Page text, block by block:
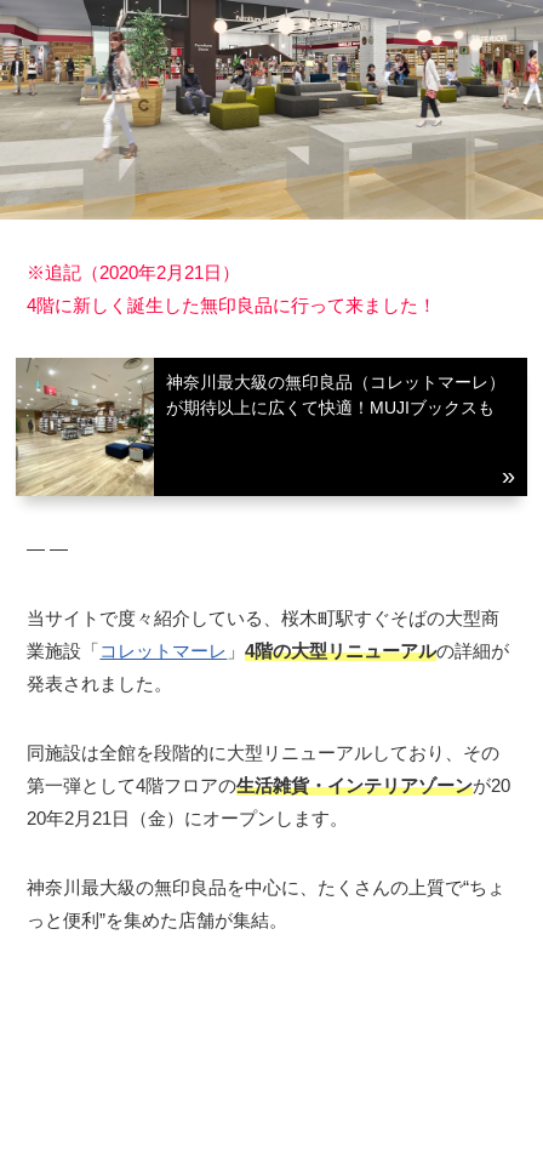
※追記（2020年2月21日）
4階に新しく誕生した無印良品に行って来ました！
神奈川最大級の無印良品（コレットマーレ）
が期待以上に広くて快適！MUJIブックスも
― ―
当サイトで度々紹介している、桜木町駅すぐそばの大型商
業施設「コレットマーレ 」4階の大型リニューアルの詳細が
発表されました。
同施設は全館を段階的に大型リニューアルしており、その
第一弾として4階フロアの生活雑貨・インテリアゾーンが20
20年2月21日（金）にオープンします。
神奈川最大級の無印良品を中心に、たくさんの上質で“ちょ
っと便利”を集めた店舗が集結。